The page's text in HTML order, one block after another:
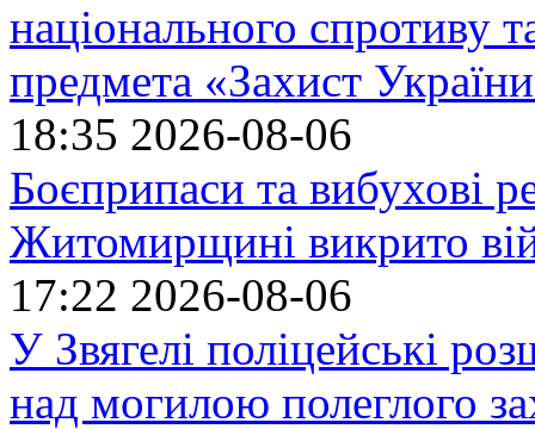
національного спротиву
предмета «Захист
18:35 2026-08-06
Боєприпаси та вибухові
Житомирщині викрито
17:22 2026-08-06
У Звягелі поліцейські
над могилою полеглого